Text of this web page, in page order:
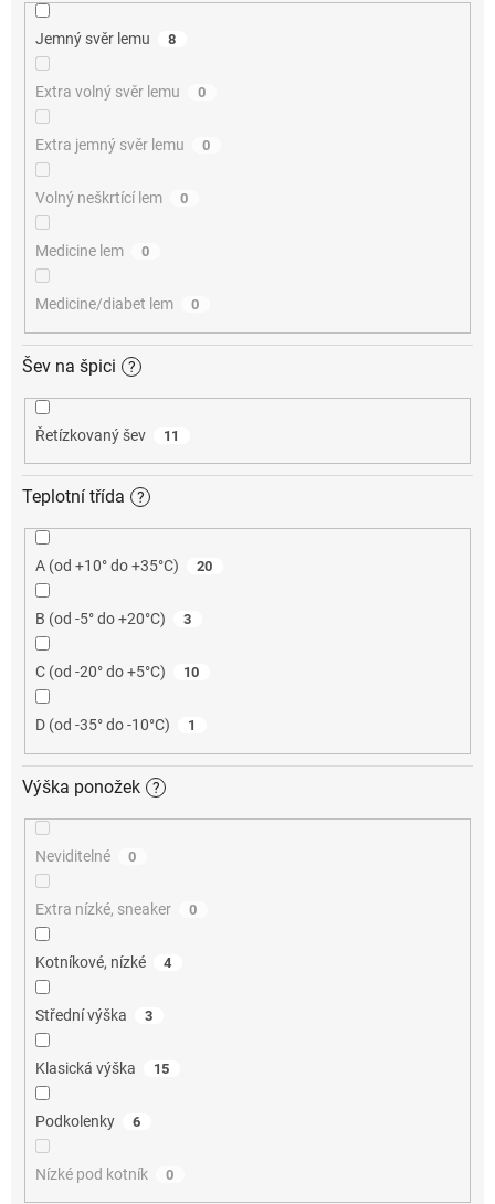
Jemný svěr lemu 8
Extra volný svěr lemu 0
Extra jemný svěr lemu 0
Volný neškrtící lem 0
Medicine lem 0
Medicine/diabet lem 0
Šev na špici ?
Řetízkovaný šev 11
Teplotní třída ?
A (od +10° do +35°C) 20
B (od -5° do +20°C) 3
C (od -20° do +5°C) 10
D (od -35° do -10°C) 1
Výška ponožek ?
Neviditelné 0
Extra nízké, sneaker 0
Kotníkové, nízké 4
Střední výška 3
Klasická výška 15
Podkolenky 6
Nízké pod kotník 0